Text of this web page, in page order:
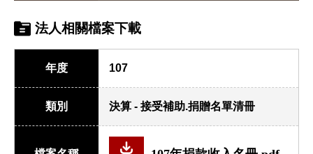
法人相關檔案下載
年度 107
類別 決算 - 接受補助.捐贈名單清冊